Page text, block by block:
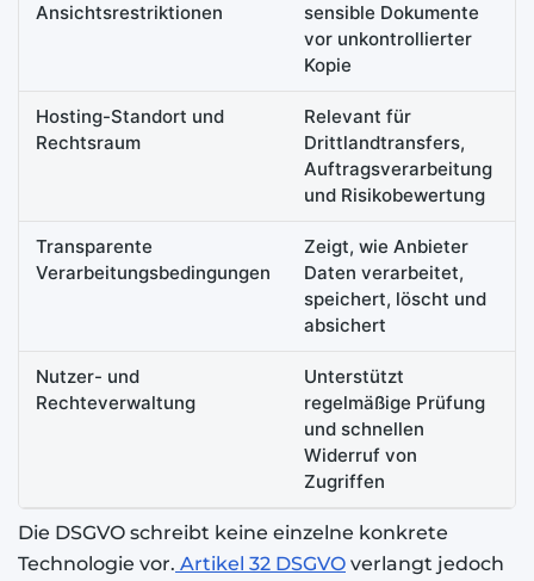
Ansichtsrestriktionen
sensible Dokumente
vor unkontrollierter
Kopie
Hosting-Standort und
Rechtsraum
Relevant für
Drittlandtransfers,
Auftragsverarbeitung
und Risikobewertung
Transparente
Verarbeitungsbedingungen
Zeigt, wie Anbieter
Daten verarbeitet,
speichert, löscht und
absichert
Nutzer- und
Rechteverwaltung
Unterstützt
regelmäßige Prüfung
und schnellen
Widerruf von
Zugriffen
Die DSGVO schreibt keine einzelne konkrete
Technologie vor. Artikel 32 DSGVO verlangt jedoch